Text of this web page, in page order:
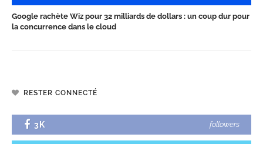
Google rachète Wiz pour 32 milliards de dollars : un coup dur pour
la concurrence dans le cloud
RESTER CONNECTÉ
3K followers